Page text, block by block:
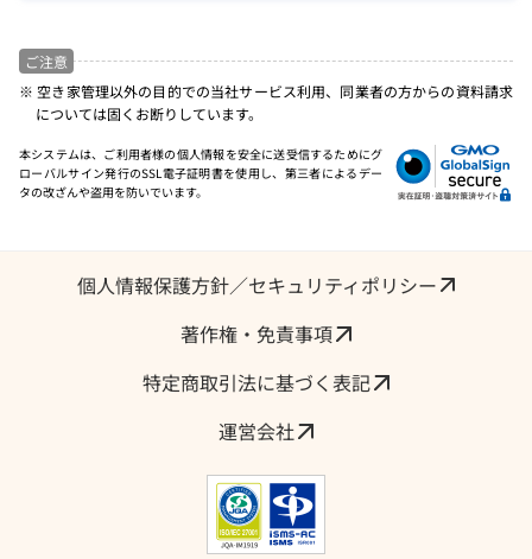
ご注意
※ 空き家管理以外の目的での当社サービス利用、同業者の方からの資料請求
については固くお断りしています。
本システムは、ご利用者様の個人情報を安全に送受信するためにグ
ローバルサイン発行のSSL電子証明書を使用し、第三者によるデー
タの改ざんや盗用を防いでいます。
個人情報保護方針／セキュリティポリシー
著作権・免責事項
特定商取引法に基づく表記
運営会社